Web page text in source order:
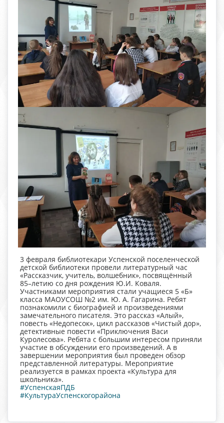
3 февраля библиотекари Успенской поселенческой
детской библиотеки провели литературный час
«Рассказчик, учитель, волшебник», посвящённый
85–летию со дня рождения Ю.И. Коваля.
Участниками мероприятия стали учащиеся 5 «Б»
класса МАОУСОШ №2 им. Ю. А. Гагарина. Ребят
познакомили с биографией и произведениями
замечательного писателя. Это рассказ «Алый»,
повесть «Недопесок», цикл рассказов «Чистый дор»,
детективные повести «Приключения Васи
Куролесова». Ребята с большим интересом приняли
участие в обсуждении его произведений. А в
завершении мероприятия был проведен обзор
представленной литературы. Мероприятие
реализуется в рамках проекта «Культура для
школьника».
#УспенскаяПДБ
#КультураУспенскогорайона